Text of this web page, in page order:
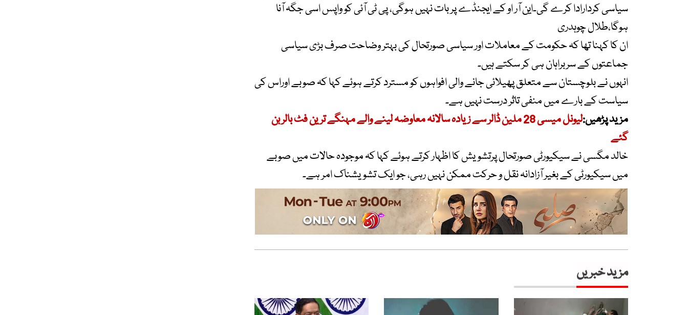
سیاسی کردارادا کرے گی۔این آر او کے ایجنڈے پر بات نہیں ہوگی، پی ٹی آئی کو واپس اسی جگہ آنا
ہوگا،طلال چوہدری
ان کا کہنا تھا کہ حکومت کے معاملات اور سیاسی صورتحال کی بہتر وضاحت صرف بڑی سیاسی
جماعتوں کے سربراہان ہی کر سکتے ہیں۔
انہوں نے بلوچستان سے متعلق پھیلائی جانے والی افواہوں کو مسترد کرتے ہوئے کہا کہ صوبے اوراس کی
سیاست کے بارے میں منفی تاثر درست نہیں ہے۔
مزید پڑھیں:
لیونل میسی 28 ملین ڈالر سے زیادہ سالانہ معاوضہ لینے والے مہنگے ترین فٹ بالر بن
گئے
خالد مگسی نے سیکیورٹی صورتحال پرتشویش کا اظہار کرتے ہوئے کہا کہ موجودہ حالات میں صوبے
میں سیکیورٹی کے بغیر آزادانہ نقل و حرکت ممکن نہیں رہی، جو ایک تشویشناک امر ہے۔
مزید خبریں